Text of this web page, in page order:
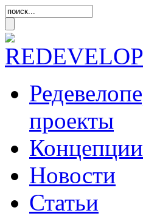
проекты
Концепции
Новости
Статьи